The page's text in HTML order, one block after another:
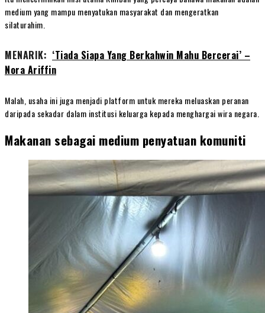
medium yang mampu menyatukan masyarakat dan mengeratkan
silaturahim.
MENARIK: ‘Tiada Siapa Yang Berkahwin Mahu Bercerai’ –
Nora Ariffin
Malah, usaha ini juga menjadi platform untuk mereka meluaskan peranan
daripada sekadar dalam institusi keluarga kepada menghargai wira negara.
Makanan sebagai medium penyatuan komuniti